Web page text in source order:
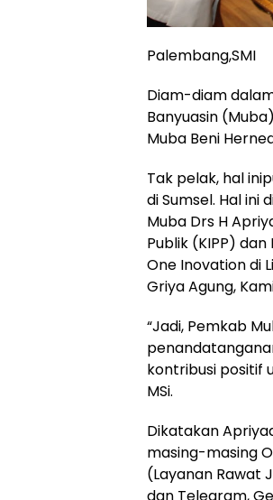
Palembang,SMI
Diam-diam
Banyuasin
Muba Beni
Tak pelak, hal
di Sumsel. Hal ini
Muba Drs H
Publik (KIPP)
One Inovation di
Griya Agung,
“Jadi, Pemkab
kontribusi positif
MSi.
Dikatakan
masing-masing
(Layanan Rawat
dan Telegram,